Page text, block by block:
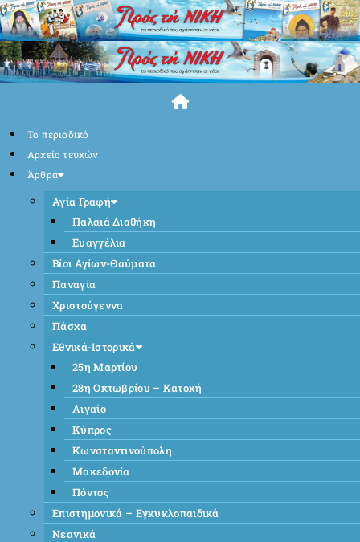
Skip
to
content
Το περιοδικό
Αρχείο τευχών
Άρθρα
Αγία Γραφή
Παλαιά Διαθήκη
Ευαγγέλια
Βίοι Αγίων-Θαύματα
Παναγία
Χριστούγεννα
Πάσχα
Εθνικά-Ιστορικά
25η Μαρτίου
28η Οκτωβρίου – Κατοχή
Αιγαίο
Κύπρος
Κωνσταντινούπολη
Μακεδονία
Πόντος
Επιστημονικά – Εγκυκλοπαιδικά
Νεανικά